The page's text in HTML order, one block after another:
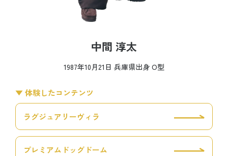
中間 淳太
1987年10月21日 兵庫県出身 O型
▼ 体験したコンテンツ
ラグジュアリーヴィラ
プレミアムドッグドーム